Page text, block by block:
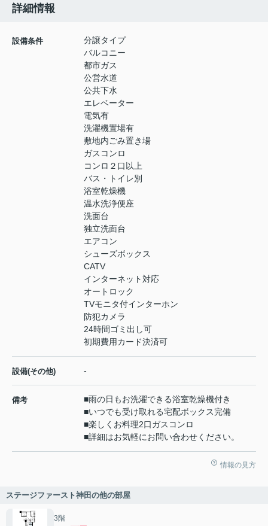
詳細情報
設備条件
分譲タイプ
バルコニー
都市ガス
公営水道
公共下水
エレベーター
電気有
洗濯機置場有
敷地内ごみ置き場
ガスコンロ
コンロ２口以上
バス・トイレ別
浴室乾燥機
温水洗浄便座
洗面台
独立洗面台
エアコン
シューズボックス
CATV
インターネット対応
オートロック
TVモニタ付インターホン
防犯カメラ
24時間ゴミ出し可
初期費用カード決済可
設備(その他) -
備考
■雨の日もお洗濯できる浴室乾燥機付き
■いつでも受け取れる宅配ボックス完備
■楽しくお料理2口ガスコンロ
■詳細はお気軽にお問い合わせください。
情報の見方
ステージファースト神田の他の部屋
3階